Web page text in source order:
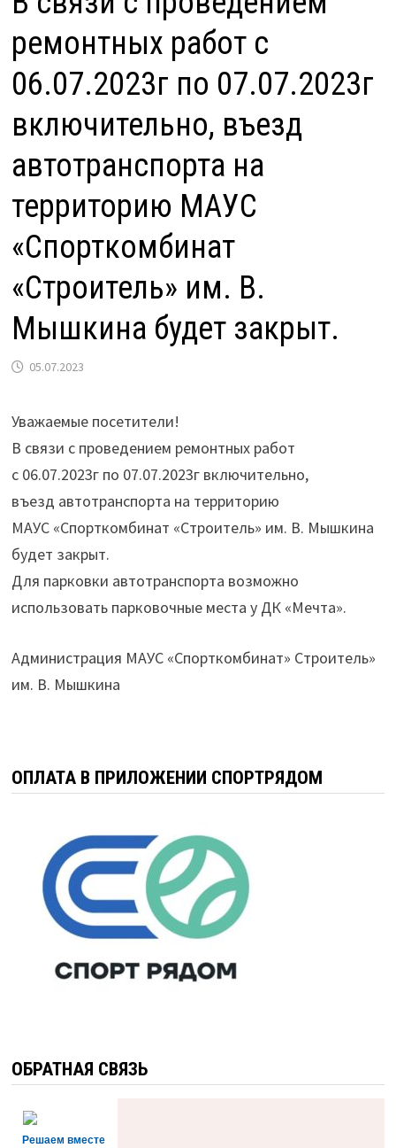
ремонтных работ с
06.07.2023г по 07.07.2023г
включительно, въезд
автотранспорта на
территорию МАУС
«Спорткомбинат
«Строитель» им. В.
Мышкина будет закрыт.
05.07.2023
Уважаемые посетители!
В связи с проведением ремонтных работ
с 06.07.2023г по 07.07.2023г включительно,
въезд автотранспорта на территорию
МАУС «Спорткомбинат «Строитель» им. В. Мышкина
будет закрыт.
Для парковки автотранспорта возможно
использовать парковочные места у ДК «Мечта».
Администрация МАУС «Спорткомбинат» Строитель»
им. В. Мышкина
ОПЛАТА В ПРИЛОЖЕНИИ СПОРТРЯДОМ
ОБРАТНАЯ СВЯЗЬ
Решаем вместе